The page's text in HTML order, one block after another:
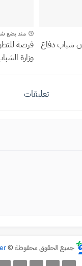
شباب دفاع
منذ بضع
فرصة
وزارة
تعليقات
جميع الحقوق محفوظة ©